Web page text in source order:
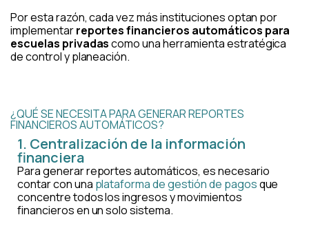
Por esta razón, cada vez más instituciones optan por
implementarreportes financieros automáticos para
escuelas privadascomo una herramienta estratégica
de control y planeación.
¿QUÉ SE NECESITA PARA GENERAR REPORTES
FINANCIEROS AUTOMÁTICOS?
1. Centralización de la información
financiera
Para generar reportes automáticos, es necesario
contar con una plataforma de gestión de pagosque
concentre todos los ingresos y movimientos
financieros en un solo sistema.